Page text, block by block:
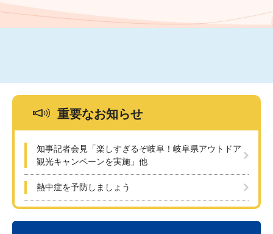
文
重要なお知らせ
知事記者会見「楽しすぎるぞ岐阜！岐阜県アウトドア
観光キャンペーンを実施」他
熱中症を予防しましょう